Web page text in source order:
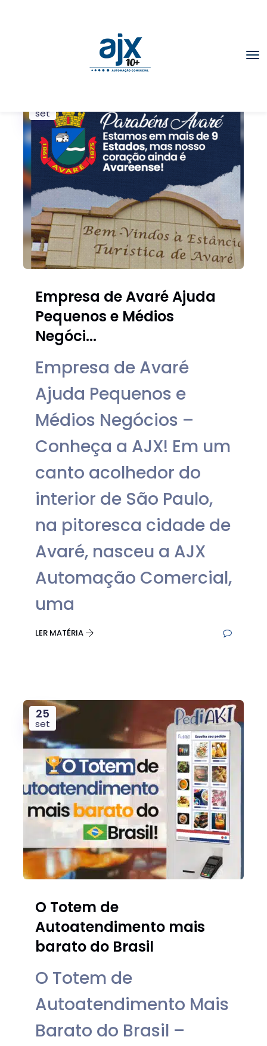
set
Empresa de Avaré Ajuda
Pequenos e Médios
Negóci...
Empresa de Avaré
Ajuda Pequenos e
Médios Negócios –
Conheça a AJX! Em um
canto acolhedor do
interior de São Paulo,
na pitoresca cidade de
Avaré, nasceu a AJX
Automação Comercial,
uma
LER MATÉRIA
25
set
O Totem de
Autoatendimento mais
barato do Brasil
O Totem de
Autoatendimento Mais
Barato do Brasil –